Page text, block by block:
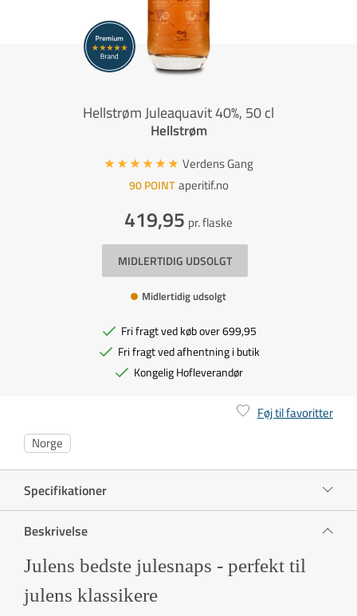
Hellstrøm Juleaquavit 40%, 50 cl
Hellstrøm
Verdens Gang
90 POINT aperitif.no
419,95 pr. flaske
MIDLERTIDIG UDSOLGT
Midlertidig udsolgt
Fri fragt ved køb over 699,95
Fri fragt ved afhentning i butik
Kongelig Hofleverandør
Føj til favoritter
Norge
Specifikationer
Beskrivelse
Julens bedste julesnaps - perfekt til
julens klassikere